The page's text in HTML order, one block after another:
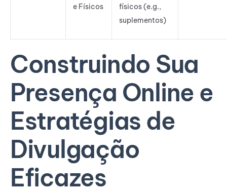
e Físicos
físicos (e.g.,
suplementos)
Construindo Sua
Presença Online e
Estratégias de
Divulgação
Eficazes